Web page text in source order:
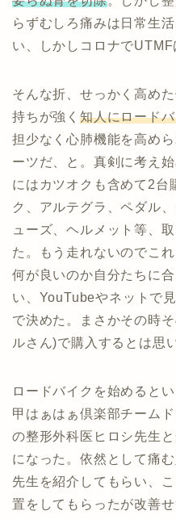
らずむしろ痛みは日常生
い、しかしコロナでUTMF
そんな折、せっかく高め
持ちが強く 知人にロード
担少なく心肺機能を高め
ーツだ、と。真剣に考え
にはカツオクも含めて2台
ク、アルテグラ、ペダル
ューズ、ヘルメット等、
た。もう走れないのでこ
何が良いのか自分たちに
い、YouTubeやネットで
で決めた。まさかその時
ルさん)で購入するとは思
ロードバイクを始めると
甲はぁはぁ倶楽部チーム
の整形外科医ヒロシ先生
になった。依然として痛
先生を紹介してもらい、
置をしてもらったが改善